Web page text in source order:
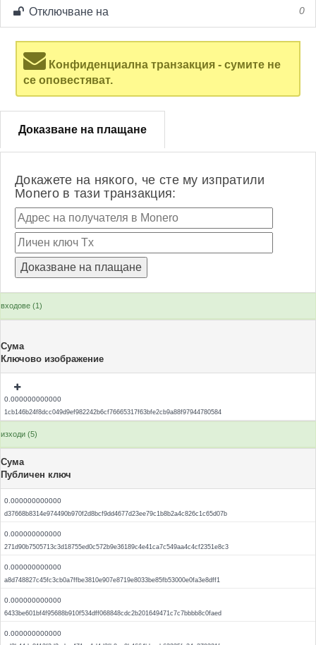
Отключване на 0
Конфиденциална транзакция - сумите не
се оповестяват.
Доказване на плащане
Докажете на някого, че сте му изпратили
Monero в тази транзакция:
входове (1)
Сума
Ключово изображение
0.000000000000
1cb146b24f8dcc049d9ef982242b6cf76665317f63bfe2cb9a88f97944780584
изходи (5)
Сума
Публичен ключ
0.000000000000
d37668b8314e974490b970f2d8bcf9dd4677d23ee79c1b8b2a4c826c1c65d07b
0.000000000000
271d90b7505713c3d18755ed0c572b9e36189c4e41ca7c549aa4c4cf2351e8c3
0.000000000000
a8d748827c45fc3cb0a7ffbe3810e907e8719e8033be85fb53000e0fa3e8dff1
0.000000000000
6433be601bf4f95688b910f534dff068848cdc2b201649471c7c7bbbb8c0faed
0.000000000000